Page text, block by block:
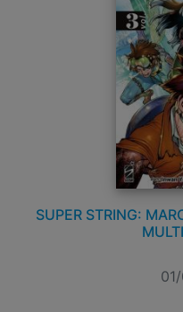
SUPER STRING: